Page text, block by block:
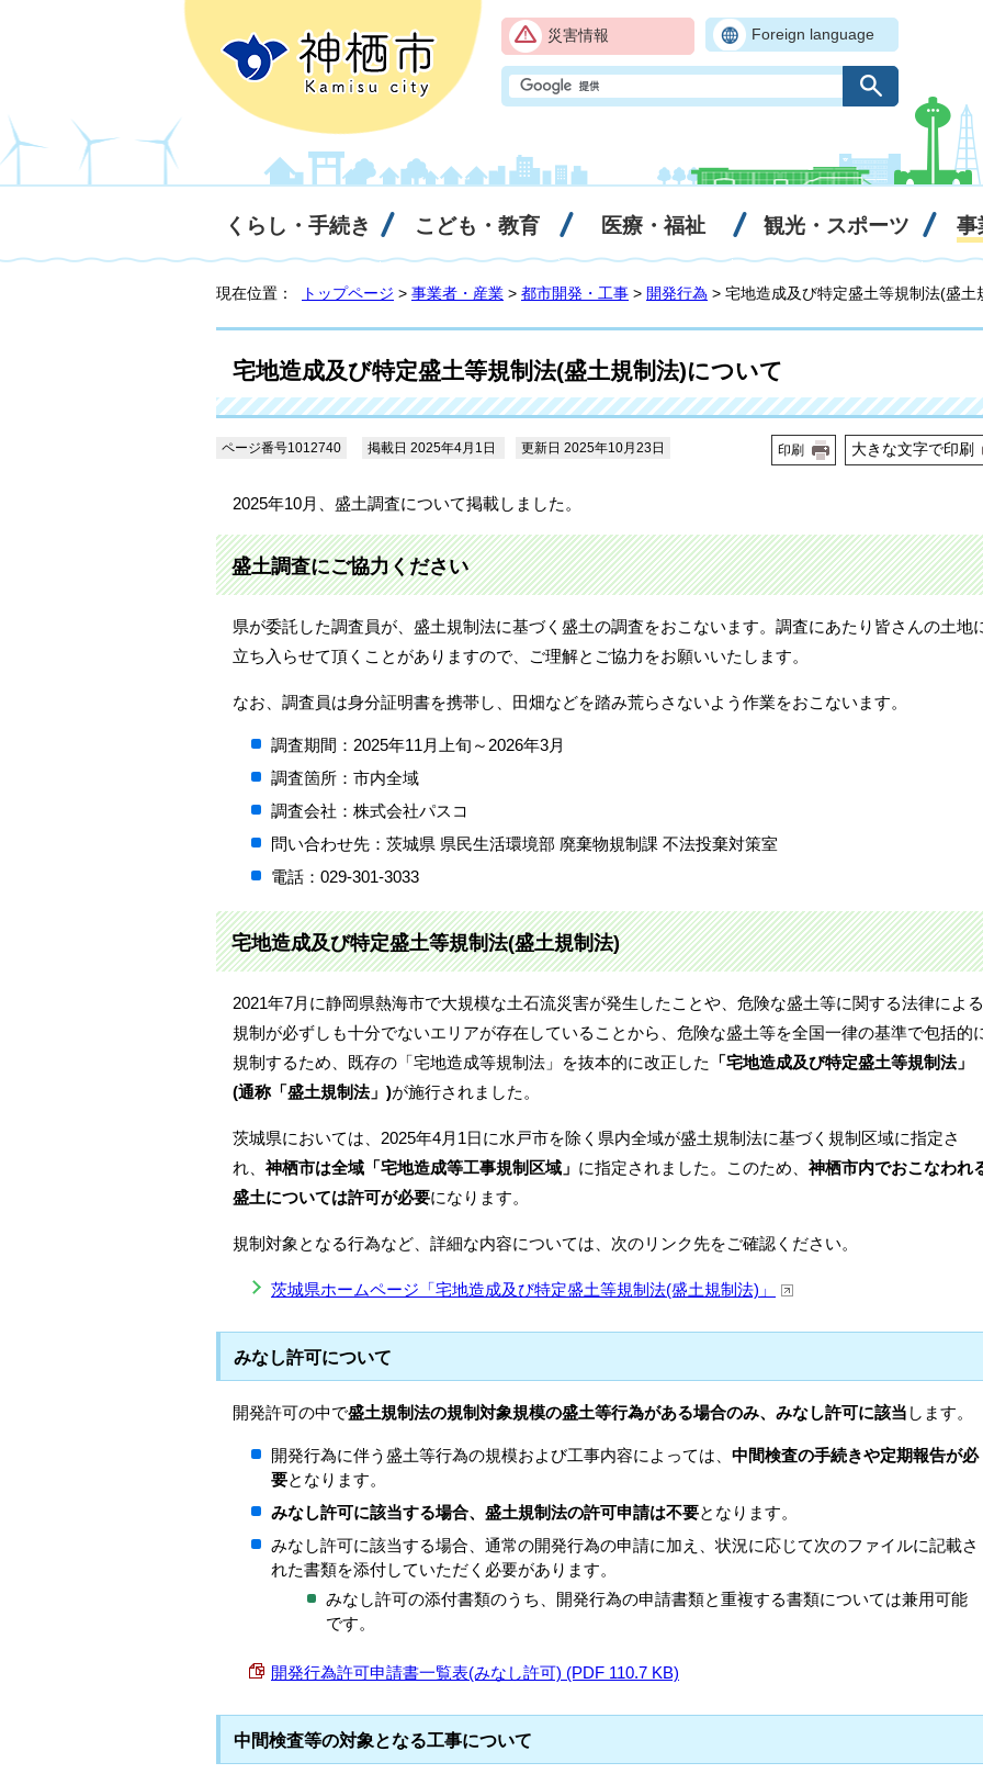
災害情報 Foreign language
くらし・手続き こども・教育 医療・福祉 観光・スポーツ 事
現在位置： トップページ > 事業者・産業 > 都市開発・工事 > 開発行為 > 宅地造成及び特定盛土等規制法(盛土
宅地造成及び特定盛土等規制法(盛土規制法)について
ページ番号1012740 掲載日 2025年4月1日 更新日 2025年10月23日 印刷 大きな文字で印刷
2025年10月、盛土調査について掲載しました。
盛土調査にご協力ください
県が委託した調査員が、盛土規制法に基づく盛土の調査をおこないます。調査にあたり皆さんの土地
立ち入らせて頂くことがありますので、ご理解とご協力をお願いいたします。
なお、調査員は身分証明書を携帯し、田畑などを踏み荒らさないよう作業をおこないます。
調査期間：2025年11月上旬～2026年3月
調査箇所：市内全域
調査会社：株式会社パスコ
問い合わせ先：茨城県 県民生活環境部 廃棄物規制課 不法投棄対策室
電話：029-301-3033
宅地造成及び特定盛土等規制法(盛土規制法)
2021年7月に静岡県熱海市で大規模な土石流災害が発生したことや、危険な盛土等に関する法律による
規制が必ずしも十分でないエリアが存在していることから、危険な盛土等を全国一律の基準で包括的
規制するため、既存の「宅地造成等規制法」を抜本的に改正した
「宅地造成及び特定盛土等規制法」
(通称「盛土規制法」)が施行されました。
茨城県においては、2025年4月1日に水戸市を除く県内全域が盛土規制法に基づく規制区域に指定さ
れ、 神栖市は全域「宅地造成等工事規制区域」 に指定されました。このため、 神栖市内でおこなわれ
盛土については許可が必要になります。
規制対象となる行為など、詳細な内容については、次のリンク先をご確認ください。
茨城県ホームページ「宅地造成及び特定盛土等規制法(盛土規制法)」
みなし許可について
開発許可の中で盛土規制法の規制対象規模の盛土等行為がある場合のみ、みなし許可に該当 します。
開発行為に伴う盛土等行為の規模および工事内容によっては、 中間検査の手続きや定期報告が必
要となります。
みなし許可に該当する場合、盛土規制法の許可申請は不要となります。
みなし許可に該当する場合、通常の開発行為の申請に加え、状況に応じて次のファイルに記載さ
れた書類を添付していただく必要があります。
みなし許可の添付書類のうち、開発行為の申請書類と重複する書類については兼用可能
です。
開発行為許可申請書一覧表(みなし許可) (PDF 110.7 KB)
中間検査等の対象となる工事について